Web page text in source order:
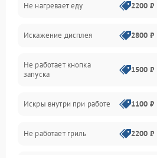
Механические повреждения
Питание и запуск
Нагрев и приготовление
Программное обеспечение
Не нагревает еду 2200 ₽
Искажение дисплея 2800 ₽
Не работает кнопка
запуска
1500 ₽
Искры внутри при работе 1100 ₽
Не работает гриль 2200 ₽